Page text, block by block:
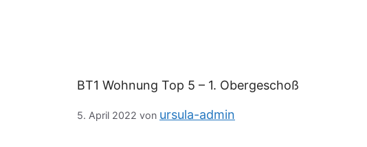
BT1 Wohnung Top 5 – 1. Obergeschoß
5. April 2022 von ursula-admin